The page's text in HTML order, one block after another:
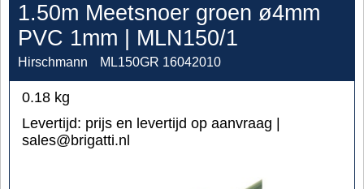
1.50m Meetsnoer groen ø4mm
PVC 1mm | MLN150/1
Hirschmann ML150GR 16042010
0.18 kg
Levertijd: prijs en levertijd op aanvraag |
sales@brigatti.nl